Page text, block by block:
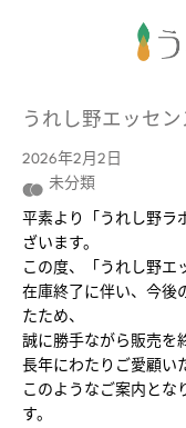
うれし野エッセ
2026年2月2日
未分類
平素より「うれし野ラ
ざいます。
この度、「うれし野エ
在庫終了に伴い、今後
たため、
誠に勝手ながら販売を
長年にわたりご愛顧い
このようなご案内とな
す。